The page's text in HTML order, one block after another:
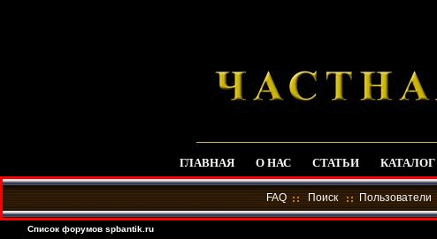
ГЛАВНАЯ О НАС СТАТЬИ КАТАЛОГ
FAQ Поиск Пользователи
Список форумов spbantik.ru